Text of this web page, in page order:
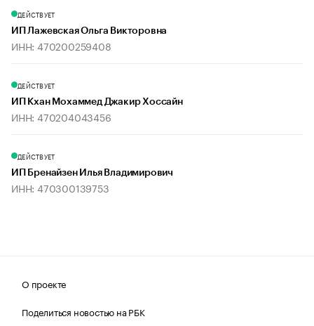
ДЕЙСТВУЕТ
ИП Лажевская Ольга Викторовна
ИНН: 470200259408
ДЕЙСТВУЕТ
ИП Кхан Мохаммед Джакир Хоссайн
ИНН: 470204043456
ДЕЙСТВУЕТ
ИП Бренайзен Илья Владимирович
ИНН: 470300139753
О проекте
Поделиться новостью на РБК